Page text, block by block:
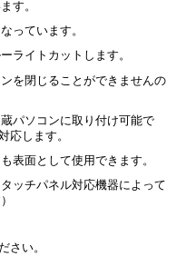
す。
っています。
ライトカットします。
を閉じることができませんの
パソコンに取り付け可能で
応します。
表面として使用できます。
ッチパネル対応機器によって
さい。